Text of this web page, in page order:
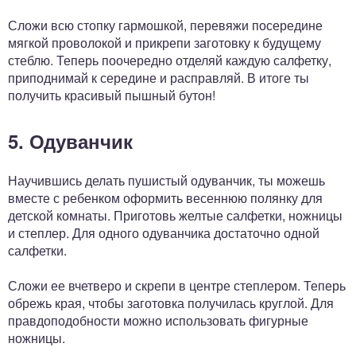
Сложи всю стопку гармошкой, перевяжи посередине
мягкой проволокой и прикрепи заготовку к будущему
стеблю. Теперь поочередно отделяй каждую салфетку,
приподнимай к середине и расправляй. В итоге ты
получить красивый пышный бутон!
5. Одуванчик
Научившись делать пушистый одуванчик, ты можешь
вместе с ребенком оформить весеннюю полянку для
детской комнаты. Приготовь желтые салфетки, ножницы
и степлер. Для одного одуванчика достаточно одной
салфетки.
Сложи ее вчетверо и скрепи в центре степлером. Теперь
обрежь края, чтобы заготовка получилась круглой. Для
правдоподобности можно использовать фигурные
ножницы.